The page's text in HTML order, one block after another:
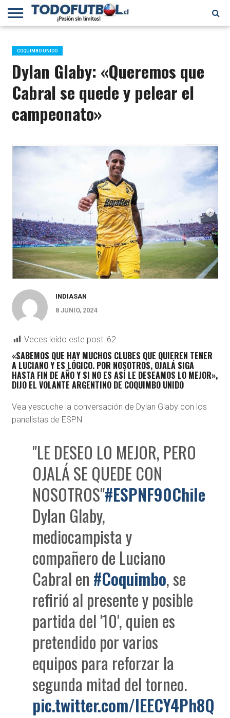
PRIMERA
B
SELECCIÓN
CHILENA
CHILENOS
EN EL
MUNDO
FÚTBOL
INTERNACIONAL
COQUIMBO UNIDO
Dylan Glaby: «Queremos que
Cabral se quede y pelear el
campeonato»
INDIASAN
8 JUNIO, 2024
Veces leído este post: 62
«SABEMOS QUE HAY MUCHOS CLUBES QUE QUIEREN TENER
A LUCIANO Y ES LÓGICO. POR NOSOTROS, OJALÁ SIGA
HASTA FIN DE AÑO Y SI NO ES ASÍ LE DESEAMOS LO MEJOR»,
DIJO EL VOLANTE ARGENTINO DE COQUIMBO UNIDO
Vea yescuche la conversación de Dylan Glaby con los
panelistas de ESPN
"LE DESEO LO MEJOR, PERO
OJALÁ SE QUEDE CON
NOSOTROS"#ESPNF90Chile
Dylan Glaby,
mediocampista y
compañero de Luciano
Cabral en #Coquimbo, se
refirió al presente y posible
partida del '10', quien es
pretendido por varios
equipos para reforzar la
segunda mitad del torneo.
pic.twitter.com/lEECY4Ph8Q